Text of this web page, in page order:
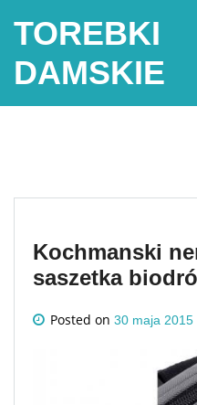
TOREBKI
DAMSKIE
Kochmanski
saszetka
Posted on 30 maja 2015